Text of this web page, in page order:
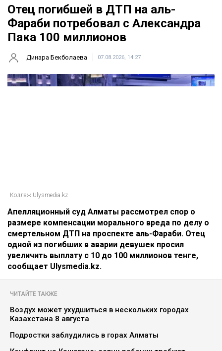
Отец погибшей в ДТП на аль-
Фараби потребовал с Александра
Пака 100 миллионов
Динара Бекболаева 07.08.2026, 14:27
Коллаж Ulysmedia.kz
Апелляционный суд Алматы рассмотрел спор о
размере компенсации морального вреда по делу о
смертельном ДТП на проспекте аль-Фараби. Отец
одной из погибших в аварии девушек просил
увеличить выплату с 10 до 100 миллионов тенге,
сообщает Ulysmedia.kz.
ЧИТАЙТЕ ТАКЖЕ
Воздух может ухудшиться в нескольких городах
Казахстана 8 августа
Подростки заблудились в горах Алматы